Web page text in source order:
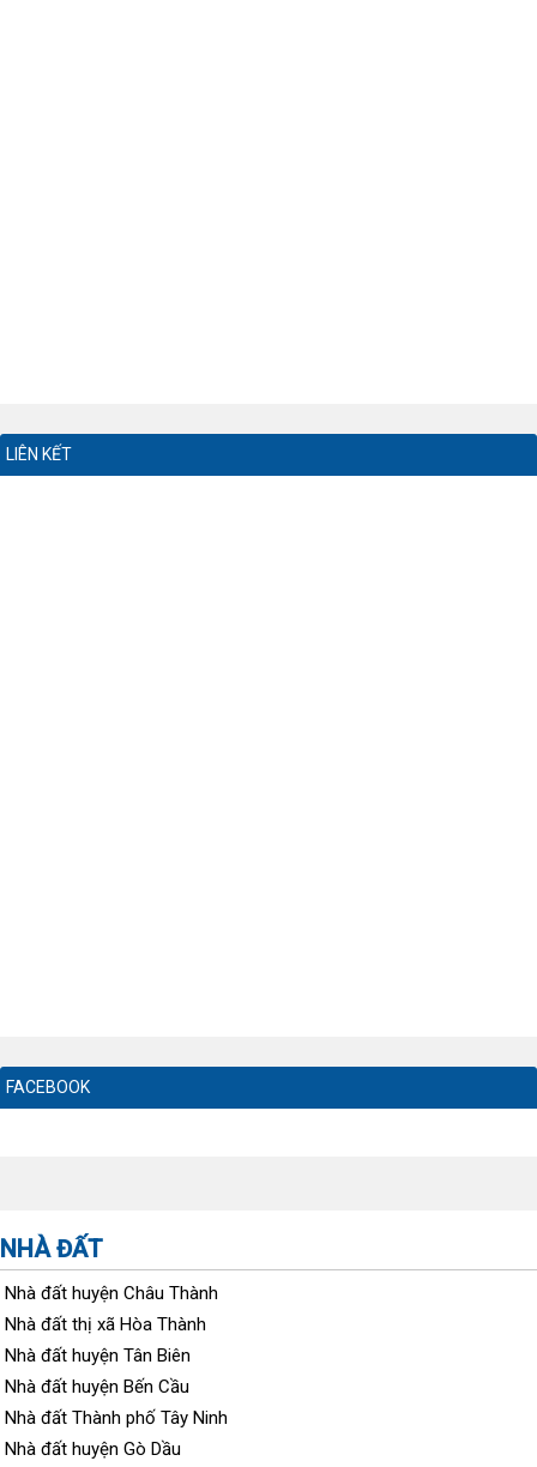
LIÊN KẾT
FACEBOOK
NHÀ ĐẤT
Nhà đất huyện Châu Thành
Nhà đất thị xã Hòa Thành
Nhà đất huyện Tân Biên
Nhà đất huyện Bến Cầu
Nhà đất Thành phố Tây Ninh
Nhà đất huyện Gò Dầu